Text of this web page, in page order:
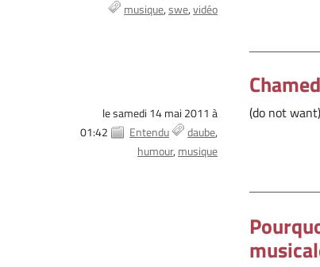
musique swe vidéo
le samedi 14 mai 2011 à
01:42
Entendu
daube
humour musique
(do not want)